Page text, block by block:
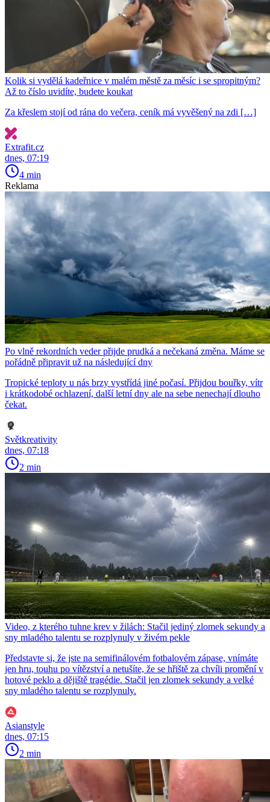
Kolik si vydělá kadeřnice v malém městě za měsíc i se spropitným?
Až to číslo uvidíte, budete koukat
Za křeslem stojí od rána do večera, ceník má vyvěšený na zdi […]
Extrafit.cz
dnes, 07:19
4 min
Reklama
Po vlně rekordních veder přijde prudká a nečekaná změna. Máme se
pořádně připravit už na následující dny
Tropické teploty u nás brzy vystřídá jiné počasí. Přijdou bouřky, vítr
i krátkodobé ochlazení, další letní dny ale na sebe nenechají dlouho
čekat.
Světkreativity
dnes, 07:18
2 min
Video, z kterého tuhne krev v žilách: Stačil jediný zlomek sekundy a
sny mladého talentu se rozplynuly v živém pekle
Představte si, že jste na semifinálovém fotbalovém zápase, vnímáte
jen hru, touhu po vítězství a netušíte, že se hřiště za chvíli promění v
hotové peklo a dějiště tragédie. Stačil jen zlomek sekundy a velké
sny mladého talentu se rozplynuly.
Asianstyle
dnes, 07:15
2 min